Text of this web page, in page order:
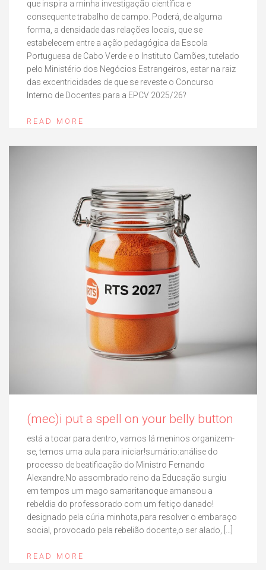
que inspira a minha investigação científica e
consequente trabalho de campo. Poderá, de alguma
forma, a densidade das relações locais, que se
estabelecem entre a ação pedagógica da Escola
Portuguesa de Cabo Verde e o Instituto Camões, tutelado
pelo Ministério dos Negócios Estrangeiros, estar na raiz
das excentricidades de que se reveste o Concurso
Interno de Docentes para a EPCV 2025/26?
READ MORE
(mec)i put a spell on your belly button
está a tocar para dentro, vamos lá meninos organizem-
se, temos uma aula para iniciar!sumário:análise do
processo de beatificação do Ministro Fernando
Alexandre.No assombrado reino da Educação surgiu
em tempos um mago samaritanoque amansou a
rebeldia do professorado com um feitiço danado!
designado pela cúria minhota,para resolver o embaraço
social, provocado pela rebelião docente,o ser alado, […]
READ MORE